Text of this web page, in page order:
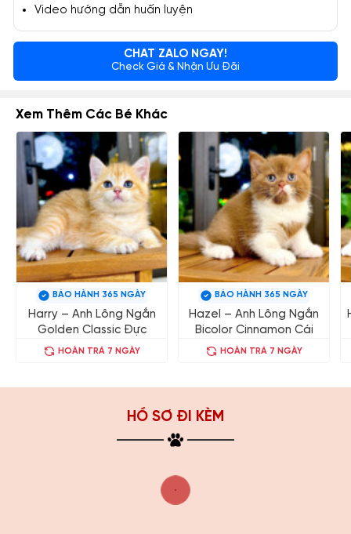
Video hướng dẫn huấn luyện
CHAT ZALO NGAY!
Check Giá & Nhận Ưu Đãi
Xem Thêm Các Bé Khác
BẢO HÀNH 365 NGÀY
Harry – Anh Lông Ngắn
Golden Classic Đực
HOÀN TRẢ 7 NGÀY
BẢO HÀNH 365 NGÀY
Hazel – Anh Lông Ngắn
Bicolor Cinnamon Cái
HOÀN TRẢ 7 NGÀY
HỒ SƠ ĐI KÈM